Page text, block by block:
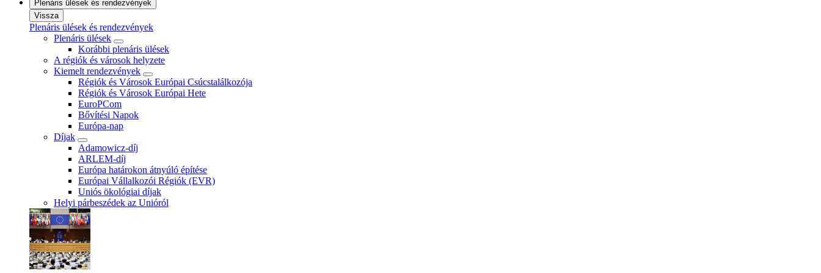
Plenáris ülések és rendezvények
Vissza
Plenáris ülések és rendezvények
Plenáris ülések
Korábbi plenáris ülések
A régiók és városok helyzete
Kiemelt rendezvények
Régiók és Városok Európai Csúcstalálkozója
Régiók és Városok Európai Hete
EuroPCom
Bővítési Napok
Európa-nap
Díjak
Adamowicz-díj
ARLEM-díj
Európa határokon átnyúló építése
Európai Vállalkozói Régiók (EVR)
Uniós ökológiai díjak
Helyi párbeszédek az Unióról